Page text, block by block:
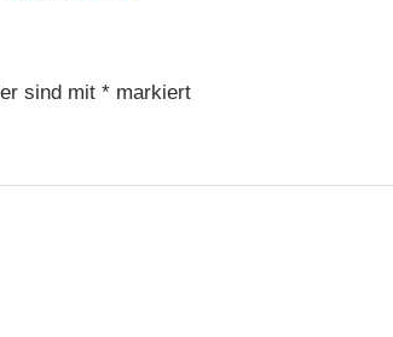
sind mit *markiert